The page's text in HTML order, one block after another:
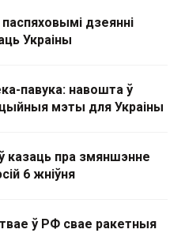
дзеянні
Украіны
павука: навошта ў
мэты для Украіны
казаць пра змяншэнне
6 жніўня
ў РФ свае ракетныя